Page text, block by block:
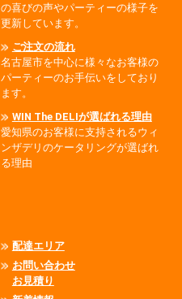
の喜びの声やパーティーの様子を
更新しています。
ご注文の流れ
名古屋市を中心に様々なお客様の
パーティーのお手伝いをしており
ます。
WIN The DELIが選ばれる理由
愛知県のお客様に支持されるウィ
ンザデリのケータリングが選ばれ
る理由
配達エリア
お問い合わせ
お見積り